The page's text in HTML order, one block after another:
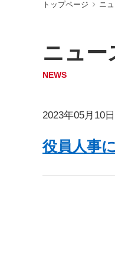
トップページ ニ
ニュー
NEWS
2023年05月10日
役員人事